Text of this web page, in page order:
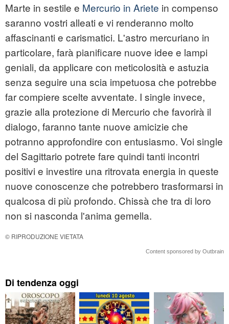
Marte in sestile e Mercurio in Ariete in compenso
saranno vostri alleati e vi renderanno molto
affascinanti e carismatici. L'astro mercuriano in
particolare, farà pianificare nuove idee e lampi
geniali, da applicare con meticolosità e astuzia
senza seguire una scia impetuosa che potrebbe
far compiere scelte avventate. I single invece,
grazie alla protezione di Mercurio che favorirà il
dialogo, faranno tante nuove amicizie che
potranno approfondire con entusiasmo. Voi single
del Sagittario potrete fare quindi tanti incontri
positivi e investire una ritrovata energia in queste
nuove conoscenze che potrebbero trasformarsi in
qualcosa di più profondo. Chissà che tra di loro
non si nasconda l'anima gemella.
© RIPRODUZIONE VIETATA
Content sponsored by Outbrain
Di tendenza oggi